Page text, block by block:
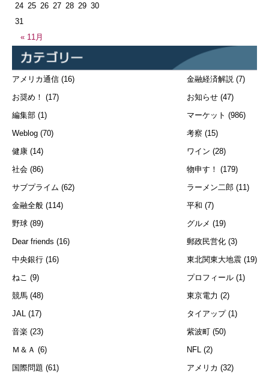
« 11月
24 25 26 27 28 29 30
31
アメリカ通信 (16)
お奨め！ (17)
編集部 (1)
Weblog (70)
健康 (14)
社会 (86)
サブプライム (62)
金融全般 (114)
野球 (89)
Dear friends (16)
中央銀行 (16)
ねこ (9)
競馬 (48)
JAL (17)
音楽 (23)
Ｍ＆Ａ (6)
国際問題 (61)
金融経済解説 (7)
お知らせ (47)
マーケット (986)
考察 (15)
ワイン (28)
物申す！ (179)
ラーメン二郎 (11)
平和 (7)
グルメ (19)
郵政民営化 (3)
東北関東大地震 (19)
プロフィール (1)
東京電力 (2)
タイアップ(1)
紫波町 (50)
NFL (2)
アメリカ (32)